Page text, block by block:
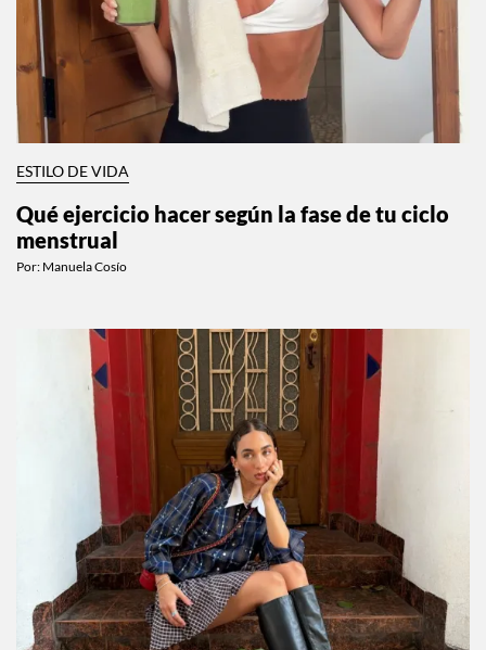
ESTILO DE VIDA
Qué ejercicio hacer según la fase de tu ciclo
menstrual
Por: Manuela Cosío